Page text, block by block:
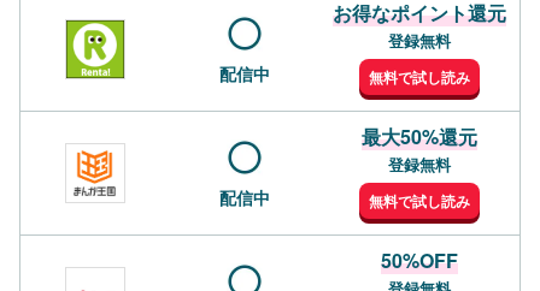
配信中
お得なポイント還元
登録無料
無料で試し読み
配信中
最大50%還元
登録無料
無料で試し読み
50%OFF